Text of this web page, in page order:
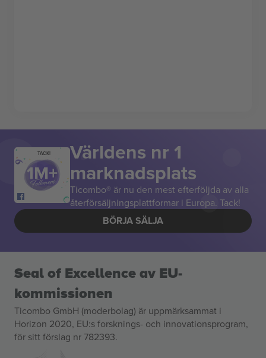
TACK! Världens nr 1
marknadsplats
Ticombo® är nu den mest efterföljda av alla
återförsäljningsplattformar i Europa. Tack!
BÖRJA SÄLJA
Seal of Excellence av EU-
kommissionen
Ticombo GmbH (moderbolag) är uppmärksammat i
Horizon 2020, EU:s forsknings- och innovationsprogram,
för sitt förslag nr 782393.